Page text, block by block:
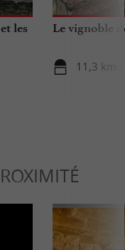
les
Le vignoble
11,3 km